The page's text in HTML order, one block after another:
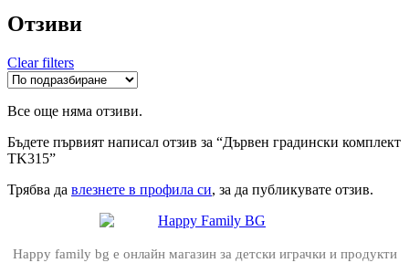
Отзиви
Clear filters
Все още няма отзиви.
Бъдете първият написал отзив за “Дървен градински комплект
TK315”
Трябва да влезнете в профила си, за да публикувате отзив.
Happy family bg е онлайн магазин за детски играчки и продукти